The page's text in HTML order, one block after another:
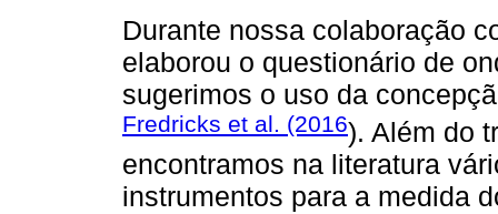
Durante nossa colaboração
elaborou o questionário de
sugerimos o uso da
Fredricks et al. (2016). Além do
encontramos na literatura
instrumentos para a medida